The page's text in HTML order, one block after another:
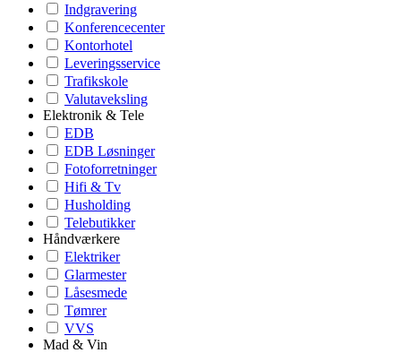
Indgravering
Konferencecenter
Kontorhotel
Leveringsservice
Trafikskole
Valutaveksling
Elektronik & Tele
EDB
EDB Løsninger
Fotoforretninger
Hifi & Tv
Husholding
Telebutikker
Håndværkere
Elektriker
Glarmester
Låsesmede
Tømrer
VVS
Mad & Vin